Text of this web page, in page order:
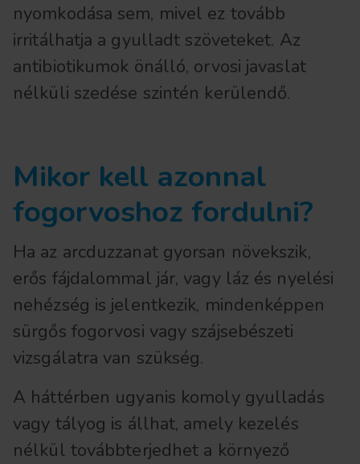
nyomkodása sem, mivel ez tovább
irritálhatja a gyulladt szöveteket. Az
antibiotikumok önálló, orvosi javaslat
nélküli szedése szintén kerülendő.
Mikor kell azonnal
fogorvoshoz fordulni?
Ha az arcduzzanat gyorsan növekszik,
erős fájdalommal jár, vagy láz és nyelési
nehézség is jelentkezik, mindenképpen
sürgős fogorvosi vagy szájsebészeti
vizsgálatra van szükség.
A háttérben ugyanis komoly gyulladás
vagy tályog is állhat, amely kezelés
nélkül továbbterjedhet a környező